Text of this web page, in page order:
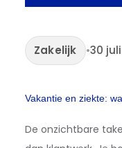
Zakelijk •30
Vakantie en ziekte:
De onzichtbare